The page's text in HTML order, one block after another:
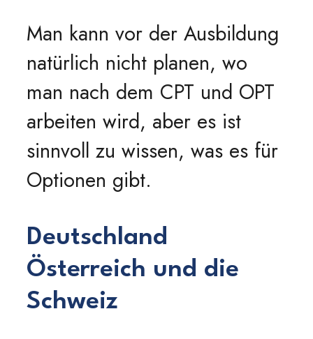
Man kann vor der Ausbildung
natürlich nicht planen, wo
man nach dem CPT und OPT
arbeiten wird, aber es ist
sinnvoll zu wissen, was es für
Optionen gibt.
Deutschland
Österreich und die
Schweiz